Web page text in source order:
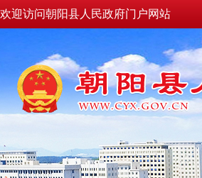
欢迎访问朝阳县人民政府门户网站